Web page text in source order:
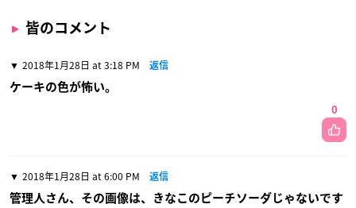
皆のコメント
2018年1月28日 at 3:18 PM 返信
ケーキの色が怖い。
0
2018年1月28日 at 6:00 PM 返信
管理人さん、その画像は、きなこのピーチソーダじゃないです